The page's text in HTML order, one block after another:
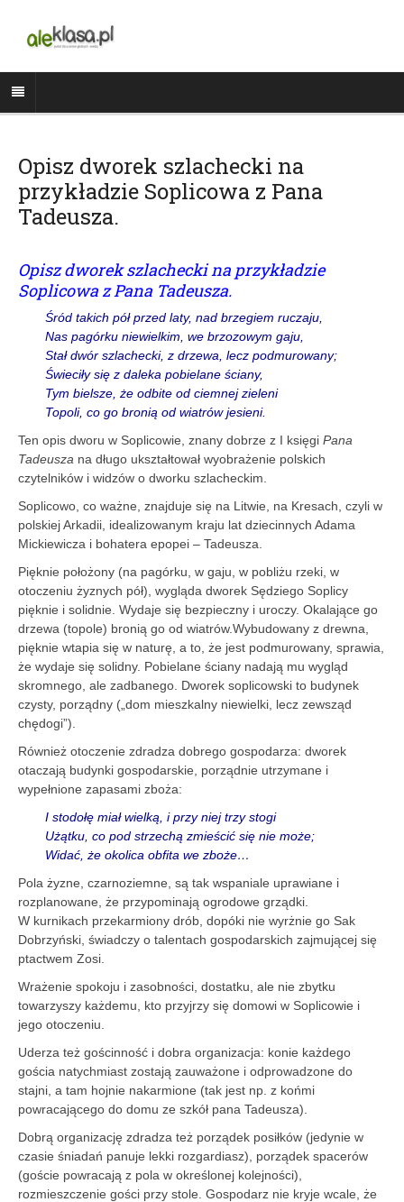
Opisz dworek szlachecki na
przykładzie Soplicowa z Pana
Tadeusza.
Opisz dworek szlachecki na przykładzie
Soplicowa z Pana Tadeusza.
Śród takich pół przed laty, nad brzegiem ruczaju,
Nas pagórku niewielkim, we brzozowym gaju,
Stał dwór szlachecki, z drzewa, lecz podmurowany;
Świeciły się z daleka pobielane ściany,
Tym bielsze, że odbite od ciemnej zieleni
Topoli, co go bronią od wiatrów jesieni.
Ten opis dworu w Soplicowie, znany dobrze z I księgi Pana
Tadeusza na długo ukształtował wyobrażenie polskich
czytelników i widzów o dworku szlacheckim.
Soplicowo, co ważne, znajduje się na Litwie, na Kresach, czyli w
polskiej Arkadii, idealizowanym kraju lat dziecinnych Adama
Mickiewicza i bohatera epopei – Tadeusza.
Pięknie położony (na pagórku, w gaju, w pobliżu rzeki, w
otoczeniu żyznych pół), wygląda dworek Sędziego Soplicy
pięknie i solidnie. Wydaje się bezpieczny i uroczy. Okalające go
drzewa (topole) bronią go od wiatrów.Wybudowany z drewna,
pięknie wtapia się w naturę, a to, że jest podmurowany, sprawia,
że wydaje się solidny. Pobielane ściany nadają mu wygląd
skromnego, ale zadbanego. Dworek soplicowski to budynek
czysty, porządny („dom mieszkalny niewielki, lecz zewsząd
chędogi”).
Również otoczenie zdradza dobrego gospodarza: dworek
otaczają budynki gospodarskie, porządnie utrzymane i
wypełnione zapasami zboża:
I stodołę miał wielką, i przy niej trzy stogi
Użątku, co pod strzechą zmieścić się nie może;
Widać, że okolica obfita we zboże…
Pola żyzne, czarnoziemne, są tak wspaniale uprawiane i
rozplanowane, że przypominają ogrodowe grządki.
W kurnikach przekarmiony drób, dopóki nie wyrżnie go Sak
Dobrzyński, świadczy o talentach gospodarskich zajmującej się
ptactwem Zosi.
Wrażenie spokoju i zasobności, dostatku, ale nie zbytku
towarzyszy każdemu, kto przyjrzy się domowi w Soplicowie i
jego otoczeniu.
Uderza też gościnność i dobra organizacja: konie każdego
gościa natychmiast zostają zauważone i odprowadzone do
stajni, a tam hojnie nakarmione (tak jest np. z końmi
powracającego do domu ze szkół pana Tadeusza).
Dobrą organizację zdradza też porządek posiłków (jedynie w
czasie śniadań panuje lekki rozgardiasz), porządek spacerów
(goście powracają z pola w określonej kolejności),
rozmieszczenie gości przy stole. Gospodarz nie kryje wcale, że